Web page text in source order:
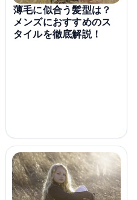
薄毛に似合う髪型は？
メンズにおすすめのス
タイルを徹底解説！